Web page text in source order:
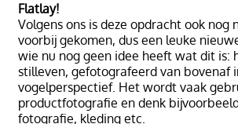
Flatlay!
Volgens ons is deze opdracht ook nog
voorbij gekomen, dus een leuke
wie nu nog geen idee heeft wat dit is:
stilleven, gefotografeerd van bovenaf
vogelperspectief. Het wordt vaak
productfotografie en denk
fotografie, kleding etc.